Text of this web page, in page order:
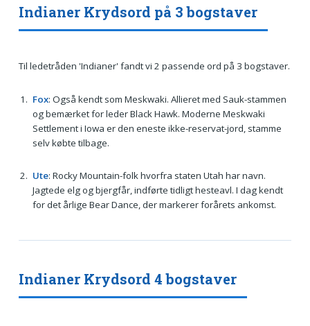
Indianer Krydsord på 3 bogstaver
Til ledetråden 'Indianer' fandt vi 2 passende ord på 3 bogstaver.
Fox: Også kendt som Meskwaki. Allieret med Sauk-stammen
og bemærket for leder Black Hawk. Moderne Meskwaki
Settlement i Iowa er den eneste ikke-reservat-jord, stamme
selv købte tilbage.
Ute: Rocky Mountain-folk hvorfra staten Utah har navn.
Jagtede elg og bjergfår, indførte tidligt hesteavl. I dag kendt
for det årlige Bear Dance, der markerer forårets ankomst.
Indianer Krydsord 4 bogstaver